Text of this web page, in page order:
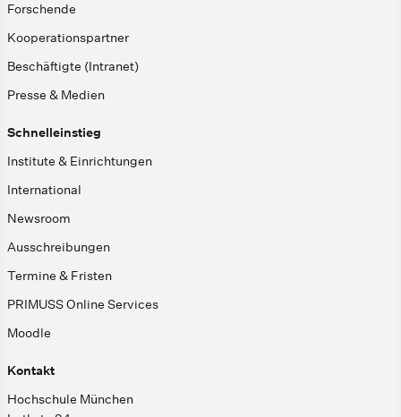
Forschende
Kooperationspartner
Beschäftigte (Intranet)
Presse & Medien
Schnelleinstieg
Institute & Einrichtungen
International
Newsroom
Ausschreibungen
Termine & Fristen
PRIMUSS Online Services
Moodle
Kontakt
Hochschule München